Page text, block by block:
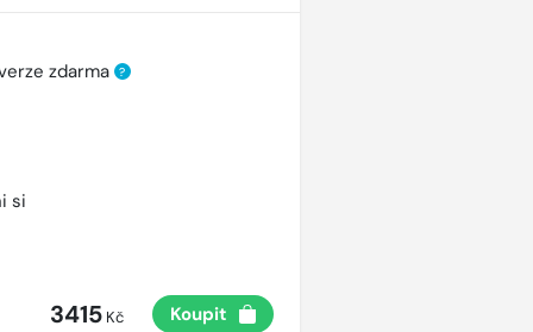
zdarma ?
si
3415Kč Koupit